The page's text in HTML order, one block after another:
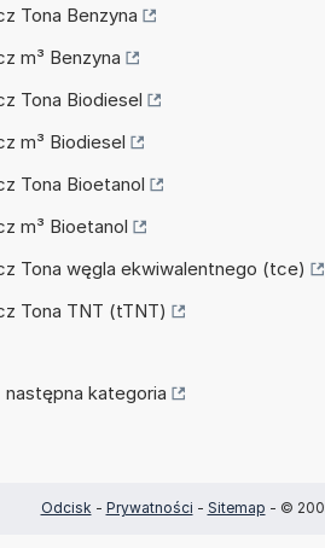
Tona Benzyna
m³ Benzyna
Tona Biodiesel
m³ Biodiesel
Tona Bioetanol
m³ Bioetanol
Tona węgla ekwiwalentnego (tce)
Tona TNT (tTNT)
następna kategoria
Odcisk - Prywatności - Sitemap - ©